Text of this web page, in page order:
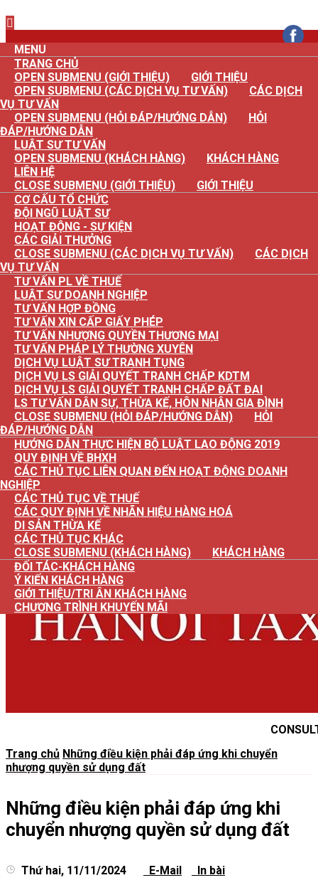
MENU
TRANG CHỦ
OPEN SUBMENU (GIỚI THIỆU)
GIỚI THIỆU
OPEN SUBMENU (CÁC DỊCH VỤ TƯ VẤN)
CÁC DỊCH
VỤ TƯ VẤN
OPEN SUBMENU (HỎI ĐÁP/HƯỚNG DẪN)
HỎI
ĐÁP/HƯỚNG DẪN
LUẬT SƯ TƯ VẤN
OPEN SUBMENU (KHÁCH HÀNG)
KHÁCH HÀNG
LIÊN HỆ
CLOSE SUBMENU (GIỚI THIỆU)
GIỚI THIỆU
CƠ CẤU TỔ CHỨC
ĐỘI NGŨ LUẬT SƯ
HOẠT ĐỘNG - SỰ KIỆN
CÁC GIẢI THƯỞNG
CLOSE SUBMENU (CÁC DỊCH VỤ TƯ VẤN)
CÁC DỊCH
VỤ TƯ VẤN
TƯ VẤN PL VỀ THUẾ
LUẬT SƯ DOANH NGHIỆP
TƯ VẤN HỢP ĐỒNG
TƯ VẤN XIN CẤP GIẤY PHÉP
TƯ VẤN NHƯỢNG QUYỀN THƯƠNG MẠI
TƯ VẤN PHÁP LÝ THƯỜNG XUYÊN
DỊCH VỤ LUẬT SƯ TRANH TỤNG
DỊCH VỤ LS GIẢI QUYẾT TRANH CHẤP KDTM
DỊCH VỤ LS GIẢI QUYẾT TRANH CHẤP ĐẤT ĐAI
LS TƯ VẤN DÂN SỰ, THỪA KẾ, HÔN NHÂN GIA ĐÌNH
CLOSE SUBMENU (HỎI ĐÁP/HƯỚNG DẪN)
HỎI
ĐÁP/HƯỚNG DẪN
HƯỚNG DẪN THỰC HIỆN BỘ LUẬT LAO ĐỘNG 2019
QUY ĐỊNH VỀ BHXH
CÁC THỦ TỤC LIÊN QUAN ĐẾN HOẠT ĐỘNG DOANH
NGHIỆP
CÁC THỦ TỤC VỀ THUẾ
CÁC QUY ĐỊNH VỀ NHÃN HIỆU HÀNG HOÁ
DI SẢN THỪA KẾ
CÁC THỦ TỤC KHÁC
CLOSE SUBMENU (KHÁCH HÀNG)
KHÁCH HÀNG
ĐỐI TÁC-KHÁCH HÀNG
Ý KIẾN KHÁCH HÀNG
GIỚI THIỆU/TRI ÂN KHÁCH HÀNG
CHƯƠNG TRÌNH KHUYẾN MÃI
Trang chủ Những điều kiện phải đáp ứng khi chuyển
nhượng quyền sử dụng đất
Những điều kiện phải đáp ứng khi
chuyển nhượng quyền sử dụng đất
Thứ hai, 11/11/2024 E-Mail In bài